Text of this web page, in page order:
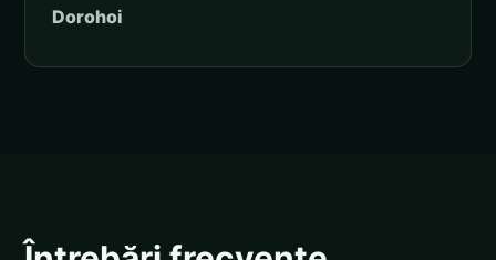
Dorohoi